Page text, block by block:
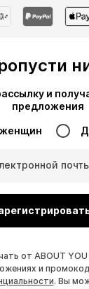
и
предложения
от ABOUT
и
. Вы